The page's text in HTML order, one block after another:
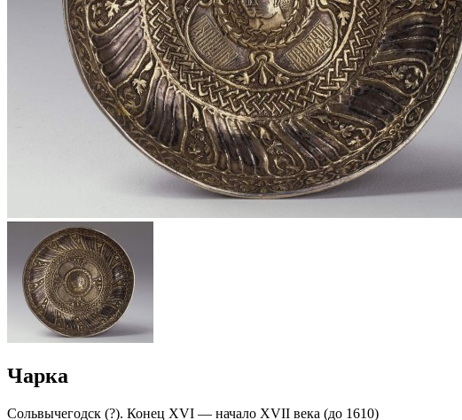
Чарка
Сольвычегодск (?). Конец XVI — начало XVII века (до 1610)